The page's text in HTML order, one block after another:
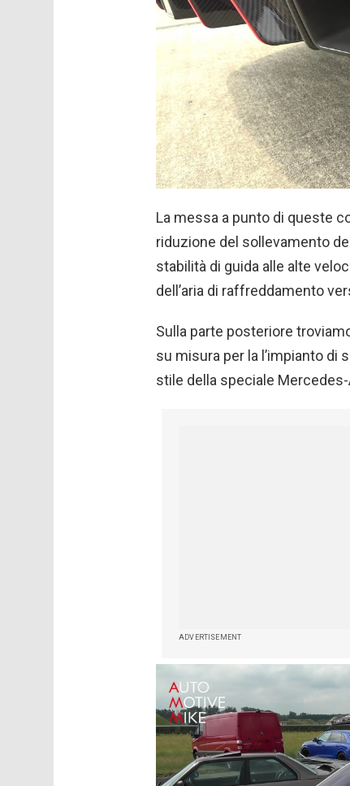
La messa a punto di queste
riduzione del sollevamento
stabilità di guida alle alte
dell’aria di raffreddamento
Sulla parte posteriore
su misura per la l’impianto
stile della speciale Mercedes-
ADVERTISEMENT